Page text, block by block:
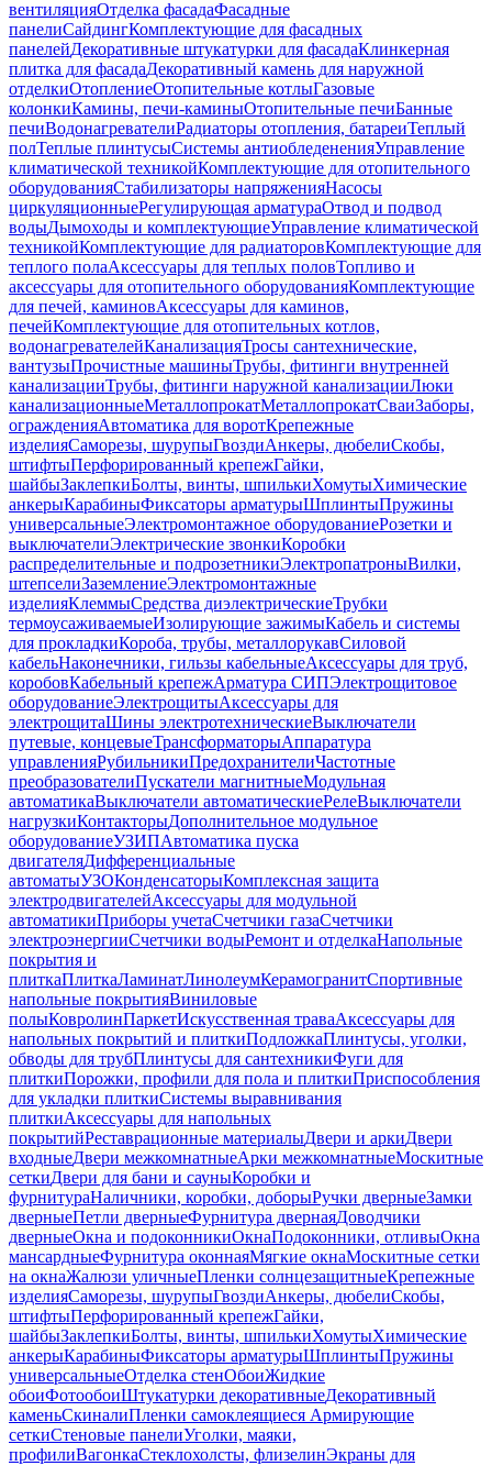
вентиляцияОтделка фасадаФасадные
панелиСайдингКомплектующие для фасадных
панелейДекоративные штукатурки для фасадаКлинкерная
плитка для фасадаДекоративный камень для наружной
отделкиОтоплениеОтопительные котлыГазовые
колонкиКамины, печи-каминыОтопительные печиБанные
печиВодонагревателиРадиаторы отопления, батареиТеплый
полТеплые плинтусыСистемы антиобледененияУправление
климатической техникойКомплектующие для отопительного
оборудованияСтабилизаторы напряженияНасосы
циркуляционныеРегулирующая арматураОтвод и подвод
водыДымоходы и комплектующиеУправление климатической
техникойКомплектующие для радиаторовКомплектующие для
теплого полаАксессуары для теплых половТопливо и
аксессуары для отопительного оборудованияКомплектующие
для печей, каминовАксессуары для каминов,
печейКомплектующие для отопительных котлов,
водонагревателейКанализацияТросы сантехнические,
вантузыПрочистные машиныТрубы, фитинги внутренней
канализацииТрубы, фитинги наружной канализацииЛюки
канализационныеМеталлопрокатМеталлопрокатСваиЗаборы,
огражденияАвтоматика для воротКрепежные
изделияСаморезы, шурупыГвоздиАнкеры, дюбелиСкобы,
штифтыПерфорированный крепежГайки,
шайбыЗаклепкиБолты, винты, шпилькиХомутыХимические
анкерыКарабиныФиксаторы арматурыШплинтыПружины
универсальныеЭлектромонтажное оборудованиеРозетки и
выключателиЭлектрические звонкиКоробки
распределительные и подрозетникиЭлектропатроныВилки,
штепселиЗаземлениеЭлектромонтажные
изделияКлеммыСредства диэлектрическиеТрубки
термоусаживаемыеИзолирующие зажимыКабель и системы
для прокладкиКороба, трубы, металлорукавСиловой
кабельНаконечники, гильзы кабельныеАксессуары для труб,
коробовКабельный крепежАрматура СИПЭлектрощитовое
оборудованиеЭлектрощитыАксессуары для
электрощитаШины электротехническиеВыключатели
путевые, концевыеТрансформаторыАппаратура
управленияРубильникиПредохранителиЧастотные
преобразователиПускатели магнитныеМодульная
автоматикаВыключатели автоматическиеРелеВыключатели
нагрузкиКонтакторыДополнительное модульное
оборудованиеУЗИПАвтоматика пуска
двигателяДифференциальные
автоматыУЗОКонденсаторыКомплексная защита
электродвигателейАксессуары для модульной
автоматикиПриборы учетаСчетчики газаСчетчики
электроэнергииСчетчики водыРемонт и отделкаНапольные
покрытия и
плиткаПлиткаЛаминатЛинолеумКерамогранитСпортивные
напольные покрытияВиниловые
полыКовролинПаркетИскусственная траваАксессуары для
напольных покрытий и плиткиПодложкаПлинтусы, уголки,
обводы для трубПлинтусы для сантехникиФуги для
плиткиПорожки, профили для пола и плиткиПриспособления
для укладки плиткиСистемы выравнивания
плиткиАксессуары для напольных
покрытийРеставрационные материалыДвери и аркиДвери
входныеДвери межкомнатныеАрки межкомнатныеМоскитные
сеткиДвери для бани и сауныКоробки и
фурнитураНаличники, коробки, доборыРучки дверныеЗамки
дверныеПетли дверныеФурнитура двернаяДоводчики
дверныеОкна и подоконникиОкнаПодоконники, отливыОкна
мансардныеФурнитура оконнаяМягкие окнаМоскитные сетки
на окнаЖалюзи уличныеПленки солнцезащитныеКрепежные
изделияСаморезы, шурупыГвоздиАнкеры, дюбелиСкобы,
штифтыПерфорированный крепежГайки,
шайбыЗаклепкиБолты, винты, шпилькиХомутыХимические
анкерыКарабиныФиксаторы арматурыШплинтыПружины
универсальныеОтделка стенОбоиЖидкие
обоиФотообоиШтукатурки декоративныеДекоративный
каменьСкиналиПленки самоклеящиеся Армирующие
сеткиСтеновые панелиУголки, маяки,
профилиВагонкаСтеклохолсты, флизелинЭкраны для